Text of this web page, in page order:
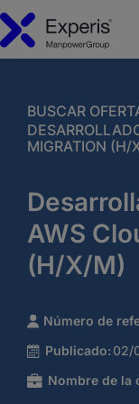
BUSCAR
MIGRATION (H/
AWS
(H/X/M)
Número de
Publicado: 02/
Nombre de la